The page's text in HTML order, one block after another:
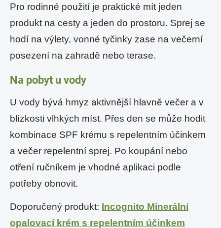
Pro rodinné použití je praktické mít jeden
produkt na cesty a jeden do prostoru. Sprej se
hodí na výlety, vonné tyčinky zase na večerní
posezení na zahradě nebo terase.
Na pobyt u vody
U vody bývá hmyz aktivnější hlavně večer a v
blízkosti vlhkých míst. Přes den se může hodit
kombinace SPF krému s repelentním účinkem
a večer repelentní sprej. Po koupání nebo
otření ručníkem je vhodné aplikaci podle
potřeby obnovit.
Doporučený produkt: Incognito Minerální
opalovací krém s repelentním účinkem